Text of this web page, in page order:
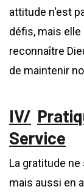
attitude n'est
défis, mais
reconnaître
de maintenir
Service
La gratitude
mais aussi en